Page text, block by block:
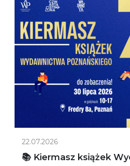
22.07.2026
📚 Kiermasz książek